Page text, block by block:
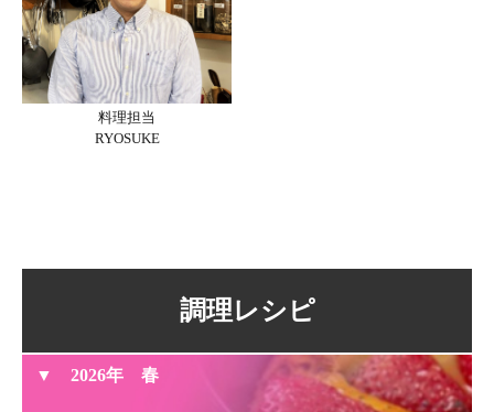
料理担当
RYOSUKE
調理レシピ
2026年 春